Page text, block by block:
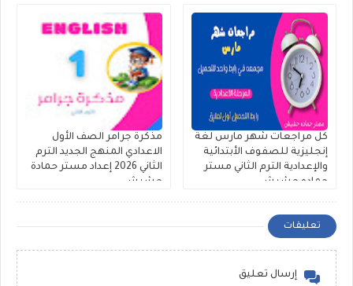
محمود الزيادى
ثلاث وحدات
كل مراجعات شهر مارس لغة
إنجليزية للصفوف الأبتدائية
والإعدادية الترم الثاني مستر
حماده حشيش
مذكرة جرامر الصف الأول
الاعدادي المنهج الجديد الترم
الثاني 2026 إعداد مستر حمادة
حشيش
تعليقات
إرسال تعليق